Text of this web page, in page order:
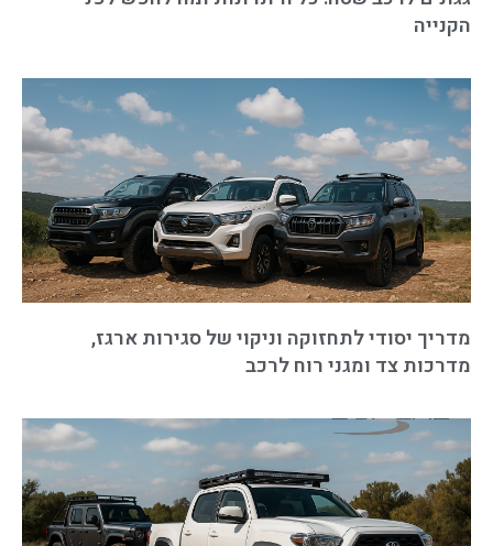
הקנייה
מדריך יסודי לתחזוקה וניקוי של סגירות ארגז,
מדרכות צד ומגני רוח לרכב